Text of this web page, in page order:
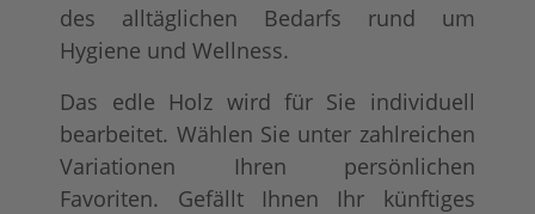
des alltäglichen Bedarfs rund um
Hygiene und Wellness.
Das edle Holz wird für Sie individuell
bearbeitet. Wählen Sie unter zahlreichen
Variationen Ihren persönlichen
Favoriten. Gefällt Ihnen Ihr künftiges